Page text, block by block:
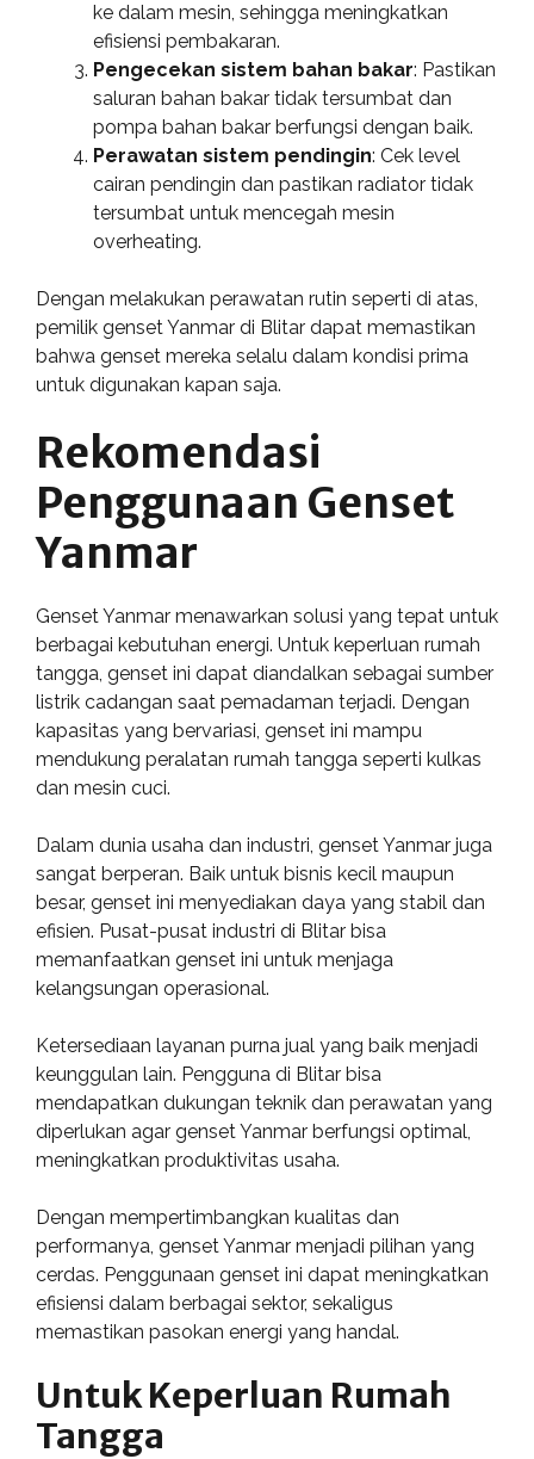
ke dalam mesin, sehingga meningkatkan
efisiensi pembakaran.
Pengecekan sistem bahan bakar: Pastikan
saluran bahan bakar tidak tersumbat dan
pompa bahan bakar berfungsi dengan baik.
Perawatan sistem pendingin: Cek level
cairan pendingin dan pastikan radiator tidak
tersumbat untuk mencegah mesin
overheating.
Dengan melakukan perawatan rutin seperti di atas,
pemilik genset Yanmar di Blitar dapat memastikan
bahwa genset mereka selalu dalam kondisi prima
untuk digunakan kapan saja.
Rekomendasi
Penggunaan Genset
Yanmar
Genset Yanmar menawarkan solusi yang tepat untuk
berbagai kebutuhan energi. Untuk keperluan rumah
tangga, genset ini dapat diandalkan sebagai sumber
listrik cadangan saat pemadaman terjadi. Dengan
kapasitas yang bervariasi, genset ini mampu
mendukung peralatan rumah tangga seperti kulkas
dan mesin cuci.
Dalam dunia usaha dan industri, genset Yanmar juga
sangat berperan. Baik untuk bisnis kecil maupun
besar, genset ini menyediakan daya yang stabil dan
efisien. Pusat-pusat industri di Blitar bisa
memanfaatkan genset ini untuk menjaga
kelangsungan operasional.
Ketersediaan layanan purna jual yang baik menjadi
keunggulan lain. Pengguna di Blitar bisa
mendapatkan dukungan teknik dan perawatan yang
diperlukan agar genset Yanmar berfungsi optimal,
meningkatkan produktivitas usaha.
Dengan mempertimbangkan kualitas dan
performanya, genset Yanmar menjadi pilihan yang
cerdas. Penggunaan genset ini dapat meningkatkan
efisiensi dalam berbagai sektor, sekaligus
memastikan pasokan energi yang handal.
Untuk Keperluan Rumah
Tangga